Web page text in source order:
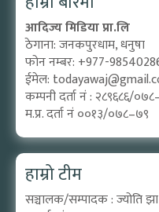
आदिज्य मिडिया प्रा.लि
ठेगाना: जनकपुरधाम, धनुषा
फोन नम्बर: +977-
ईमेल:
कम्पनी दर्ता नं : २८९६८६/
म.प्र. दर्ता नं ००१३/०७८–७९
हाम्रो टीम
सञ्चालक/सम्पादक : ज्योति झा